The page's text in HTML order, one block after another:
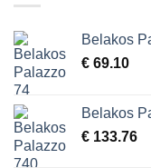
Belakos
€ 69.10
Belakos
€ 133.76